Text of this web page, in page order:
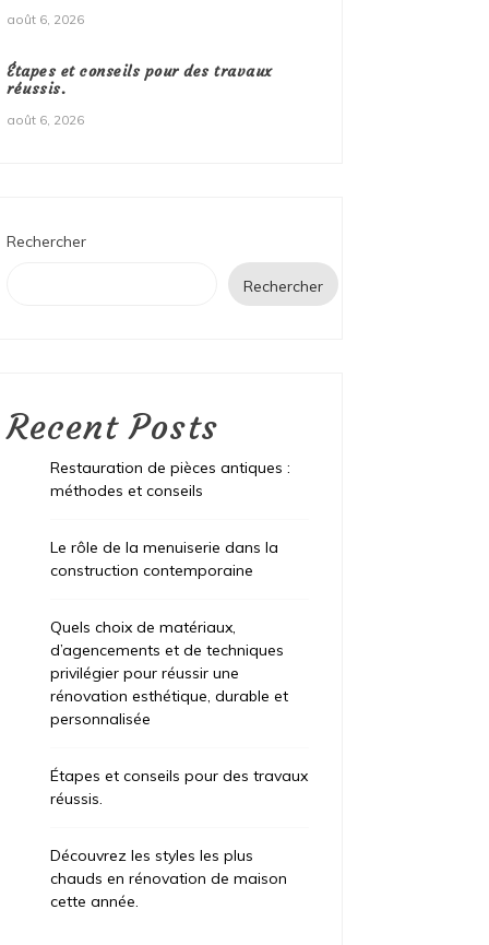
août 6, 2026
Étapes et conseils pour des travaux
réussis.
août 6, 2026
Rechercher
Rechercher
Recent Posts
Restauration de pièces antiques :
méthodes et conseils
Le rôle de la menuiserie dans la
construction contemporaine
Quels choix de matériaux,
d’agencements et de techniques
privilégier pour réussir une
rénovation esthétique, durable et
personnalisée
Étapes et conseils pour des travaux
réussis.
Découvrez les styles les plus
chauds en rénovation de maison
cette année.